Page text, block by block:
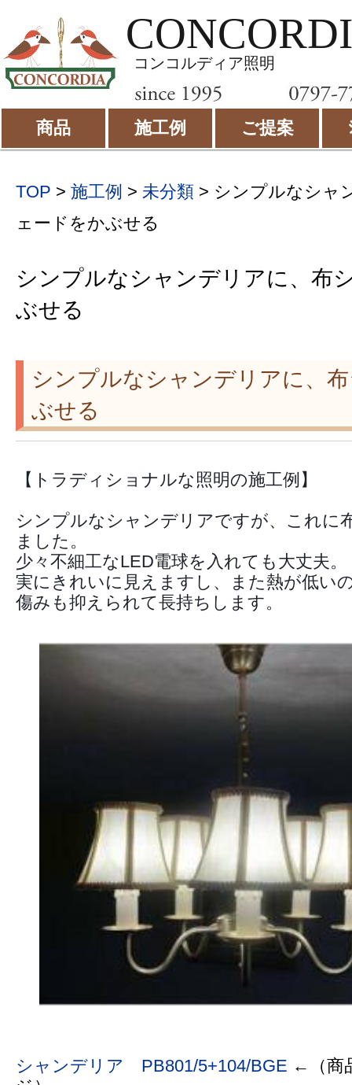
コンコルディア照明
商品 施工例 ご提案
TOP > 施工例 > 未分類 > シンプルなシャ
ェードをかぶせる
シンプルなシャンデリアに、布
ぶせる
シンプルなシャンデリアに、
ぶせる
【トラディショナルな照明の施工例】
シンプルなシャンデリアですが、これに
ました。
少々不細工なLED電球を入れても大丈夫。
実にきれいに見えますし、また熱が低い
傷みも抑えられて長持ちします。
シャンデリア PB801/5+104/BGE ←（商